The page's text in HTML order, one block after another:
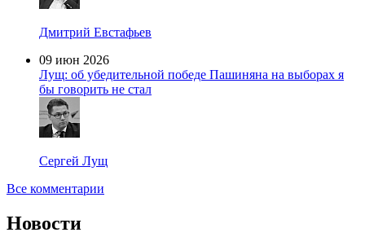
Дмитрий Евстафьев
09 июн 2026
Лущ: об убедительной победе Пашиняна на выборах я
бы говорить не стал
Сергей Лущ
Все комментарии
Новости